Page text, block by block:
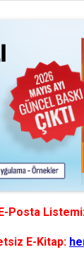
Posta
E-Kitap: